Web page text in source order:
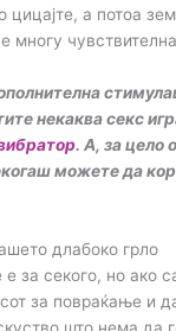
цицајте, а потоа
многу
некаква секс
. А, за цело
можете да
длабоко грло
за секого, но ако
за повраќање и
што нема да